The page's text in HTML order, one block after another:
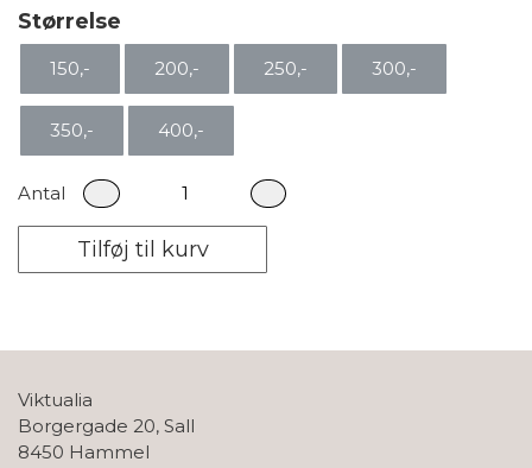
Størrelse
150,- 200,- 250,- 300,-
350,- 400,-
Antal
Tilføj til kurv
Viktualia
Borgergade 20, Sall
8450 Hammel